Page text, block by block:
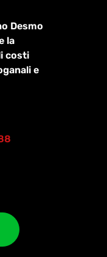
Desmo
la
costi
e